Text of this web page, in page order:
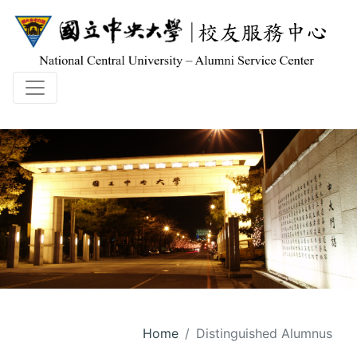
Home Distinguished Alumnus